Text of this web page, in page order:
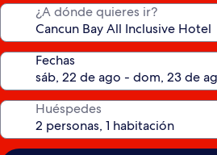
¿A dónde quieres ir?
Fechas
Huéspedes